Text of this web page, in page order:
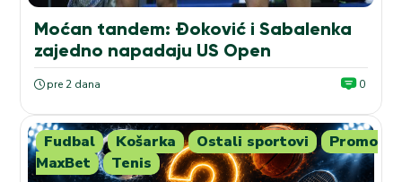
Moćan tandem: Đoković i Sabalenka
zajedno napadaju US Open
pre 2 dana 0
Fudbal Košarka Ostali sportovi
Promo
MaxBet
Tenis